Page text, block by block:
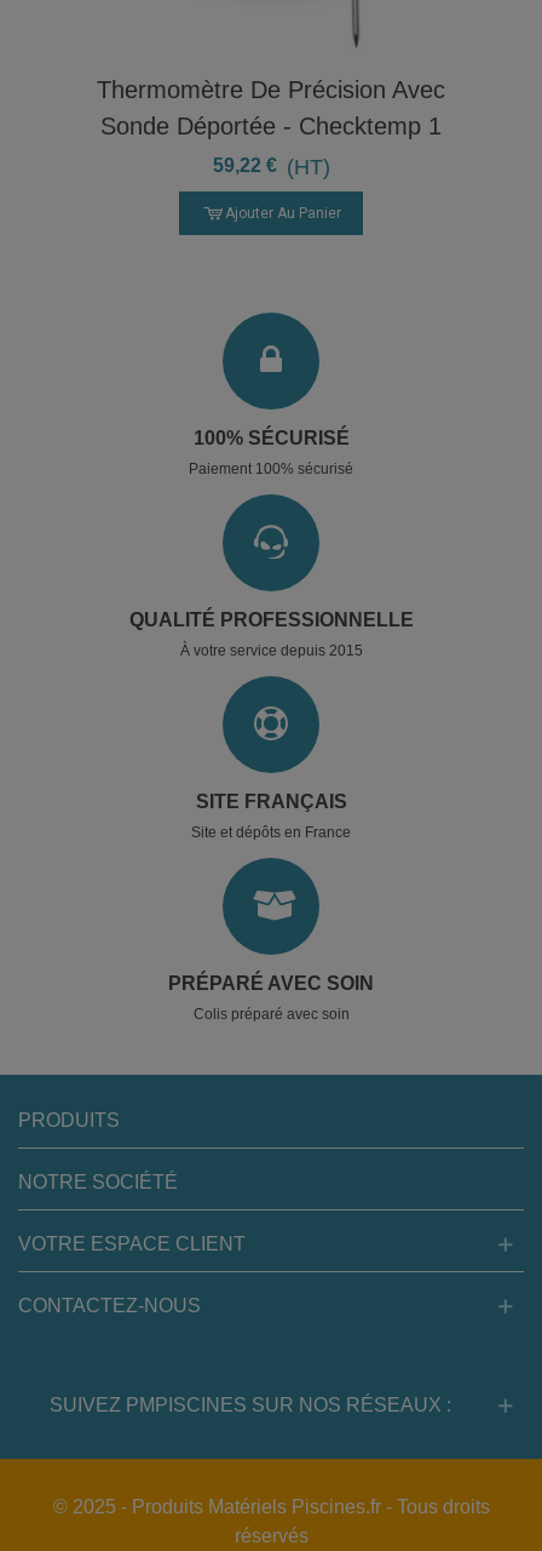
Thermomètre De Précision Avec
Sonde Déportée - Checktemp 1
59,22 € (HT)
Ajouter Au Panier
100% SÉCURISÉ
Paiement 100% sécurisé
QUALITÉ PROFESSIONNELLE
À votre service depuis 2015
SITE FRANÇAIS
Site et dépôts en France
PRÉPARÉ AVEC SOIN
Colis préparé avec soin
PRODUITS
NOTRE SOCIÉTÉ
VOTRE ESPACE CLIENT
CONTACTEZ-NOUS
SUIVEZ PMPISCINES SUR NOS RÉSEAUX :
© 2025 - Produits Matériels Piscines.fr - Tous droits
réservés